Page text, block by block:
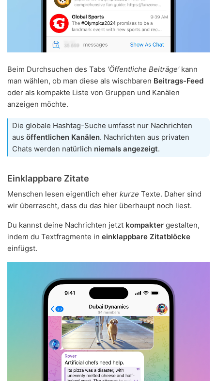
Beim Durchsuchen des Tabs 'Öffentliche Beiträge'kann
man wählen, ob man diese als wischbaren Beitrags-Feed
oder als kompakte Liste von Gruppen und Kanälen
anzeigen möchte.
Die globale Hashtag-Suche umfasst nur Nachrichten
aus öffentlichen Kanälen. Nachrichten aus privaten
Chats werden natürlich niemals angezeigt.
Einklappbare Zitate
Menschen lesen eigentlich eher kurze Texte. Daher sind
wir überrascht, dass du das hier überhaupt noch liest.
Du kannst deine Nachrichten jetzt kompakter gestalten,
indem du Textfragmente in einklappbare Zitatblöcke
einfügst.